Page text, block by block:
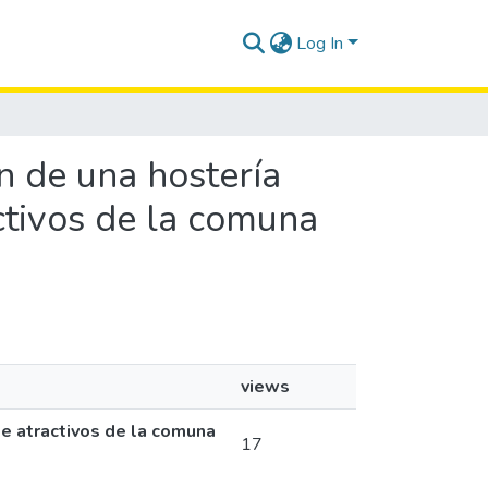
Log In
de una hostería
de la comuna
views
atractivos de la comuna
17